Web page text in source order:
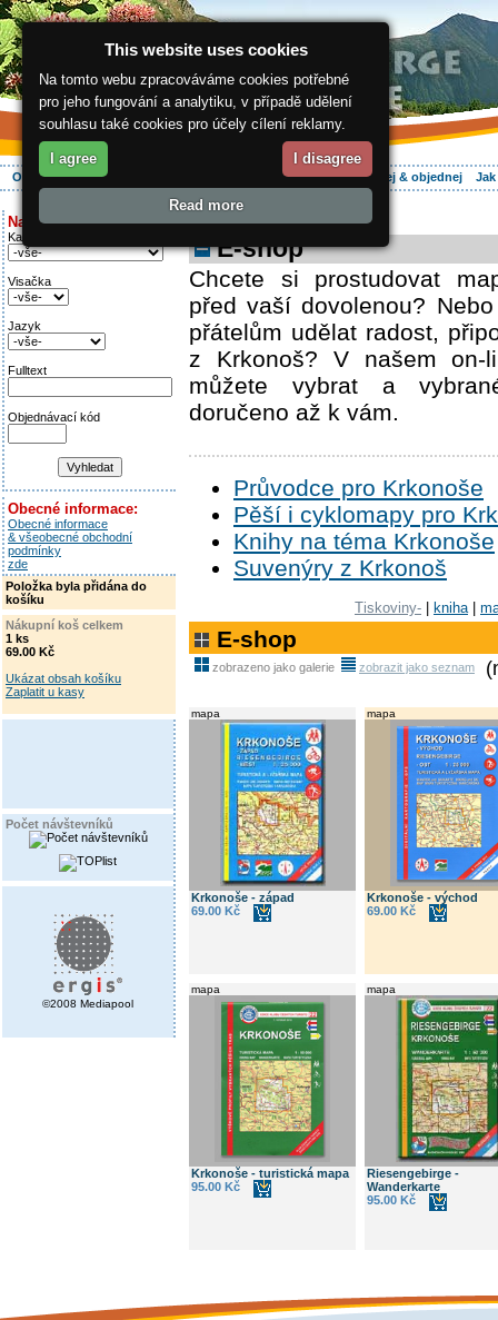
O regionu Aktivně Ubytování Hledej & objednej
Najděte si:
Kategorie
Visačka
Jazyk
Fulltext
Objednávací kód
Obecné informace:
Obecné informace
& všeobecné obchodní
podmínky
zde
Položka byla přidána do
košíku
Nákupní koš celkem
1 ks
69.00 Kč
Ukázat obsah košíku
Zaplatit u kasy
Počet návštevníků
©2008 Mediapool
ergis.cz
E-shop
Chcete si prostudovat
před vaší dovolenou?
přátelům udělat radost,
z Krkonoš? V našem on-
můžete vybrat a
doručeno až k vám.
Průvodce pro Krkonoše
Pěší i cyklomapy pro
Knihy na téma Krkonoše
Suvenýry z Krkonoš
Tiskoviny- kniha|
E-shop
zobrazeno jako galerie zobrazit jako seznam
mapa
Krkonoše - západ
69.00 Kč
mapa
Krkonoše - východ
69.00 Kč
mapa
Krkonoše - turistická mapa
95.00 Kč
mapa
Riesengebirge -
Wanderkarte
95.00 Kč
This website uses cookies
Na tomto webu zpracováváme cookies potřebné
pro jeho fungování a analytiku, v případě udělení
souhlasu také cookies pro účely cílení reklamy.
I agree I disagree
Read more